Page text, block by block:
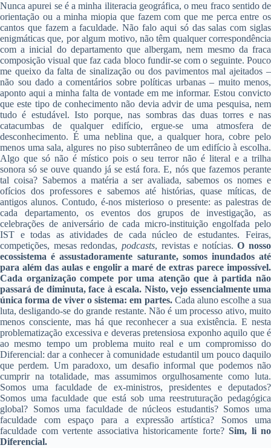
Nunca apurei se é a minha iliteracia geográfica, o meu fraco sentido de
orientação ou a minha miopia que fazem com que me perca entre os
cantos que fazem a faculdade. Não falo aqui só das salas com siglas
enigmáticas que, por algum motivo, não têm qualquer correspondência
com a inicial do departamento que albergam, nem mesmo da fraca
composição visual que faz cada bloco fundir-se com o seguinte. Pouco
me queixo da falta de sinalização ou dos pavimentos mal ajeitados –
não sou dado a comentários sobre políticas urbanas – muito menos,
aponto aqui a minha falta de vontade em me informar. Estou convicto
que este tipo de conhecimento não devia advir de uma pesquisa, nem
tudo é estudável. Isto porque, nas sombras das duas torres e nas
catacumbas de qualquer edifício, ergue-se uma atmosfera de
desconhecimento. É uma neblina que, a qualquer hora, cobre pelo
menos uma sala, algures no piso subterrâneo de um edifício à escolha.
Algo que só não é místico pois o seu terror não é literal e a trilha
sonora só se ouve quando já se está fora. E, nós que fazemos perante
tal coisa? Sabemos a matéria a ser avaliada, sabemos os nomes e
ofícios dos professores e sabemos até histórias, quase míticas, de
antigos alunos. Contudo, é-nos misterioso o presente: as palestras de
cada departamento, os eventos dos grupos de investigação, as
celebrações de aniversário de cada micro-instituição engolfada pelo
IST e todas as atividades de cada núcleo de estudantes. Feiras,
competições, mesas redondas, podcasts, revistas e notícias.O nosso
ecossistema é assustadoramente saturante, somos inundados até
para além das aulas e engolir a maré de extras parece impossível.
Cada organização compete por uma atenção que à partida não
passará de diminuta, face à escala. Nisto, vejo essencialmente uma
única forma de viver o sistema: em partes.Cada aluno escolhe a sua
luta, desligando-se do grande restante. Não é um processo ativo, muito
menos consciente, mas há que reconhecer a sua existência. E nesta
problematização excessiva e deveras pretensiosa exponho aquilo que é
ao mesmo tempo um problema muito real e um compromisso do
Diferencial: dar a conhecer à comunidade estudantil um pouco daquilo
que perdem. Um paradoxo, um desafio informal que podemos não
cumprir na totalidade, mas assumimos orgulhosamente como luta.
Somos uma faculdade de ex-ministros, presidentes e deputados?
Somos uma faculdade que está sob uma reestruturação pedagógica
global? Somos uma faculdade de núcleos estudantis? Somos uma
faculdade com espaço para a expressão artística? Somos uma
faculdade com vertente associativa historicamente forte? Sim, li no
Diferencial.